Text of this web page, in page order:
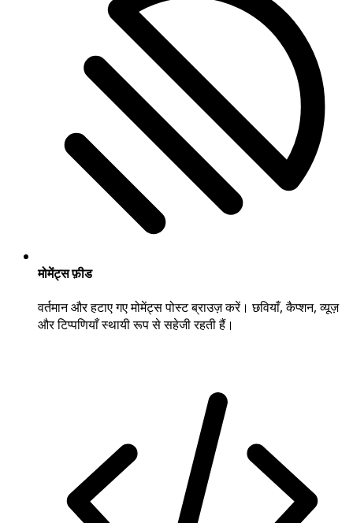
मोमेंट्स फ़ीड
वर्तमान और हटाए गए मोमेंट्स पोस्ट ब्राउज़ करें। छवियाँ, कैप्शन, व्यूज़
और टिप्पणियाँ स्थायी रूप से सहेजी रहती हैं।